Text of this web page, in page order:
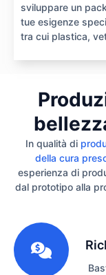
sviluppare un
tue esigenze
tra cui plastica,
In qualità di
della cura
esperienza di
dal prototipo alla